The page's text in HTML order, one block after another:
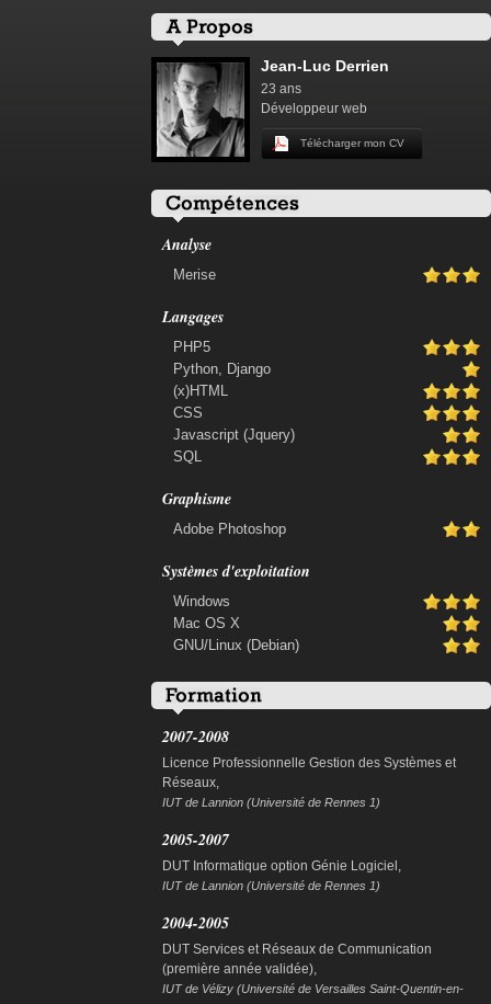
Jean-Luc Derrien
23 ans
Développeur web
Télécharger mon CV
Analyse
Merise
Langages
PHP5
Python, Django
(x)HTML
CSS
Javascript (Jquery)
SQL
Graphisme
Adobe Photoshop
Systèmes d'exploitation
Windows
Mac OS X
GNU/Linux (Debian)
2007-2008
Licence Professionnelle Gestion des Systèmes et
Réseaux,
IUT de Lannion (Université de Rennes 1)
2005-2007
DUT Informatique option Génie Logiciel,
IUT de Lannion (Université de Rennes 1)
2004-2005
DUT Services et Réseaux de Communication
(première année validée),
IUT de Vélizy (Université de Versailles Saint-Quentin-en-